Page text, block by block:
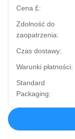
Cena £:
Zdolność do
zaopatrzenia:
Czas dostawy:
Warunki płatności:
Standard
Packaging: